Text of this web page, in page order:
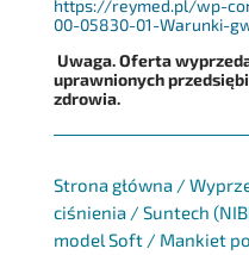
https://reymed.pl/wp-
00-05830-01-Warunki-
Uwaga. Oferta
uprawnionych
zdrowia.
Strona główna/
ciśnienia/ Suntech
model Soft/ Mankiet